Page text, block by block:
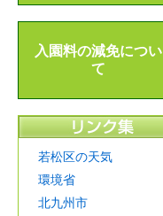
入園料の減免につい
て
若松区の天気
環境省
北九州市